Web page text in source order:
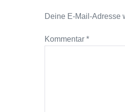
Deine E-Mail-Adresse
Kommentar *